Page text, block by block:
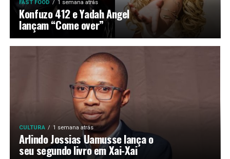
FAST FOOD 1 semana atrás
Konfuzo 412 e Yadah Angel
lançam “Come over”
CULTURA 1 semana atrás
Arlindo Jossias Uamusse lança o
seu segundo livro em Xai-Xai